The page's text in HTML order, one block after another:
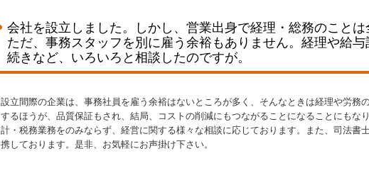
会社を設立しました。しかし、営業出身で経理・総務のことは
ただ、事務スタッフを別に雇う余裕もありません。経理や給
続きなど、いろいろと相談したのですが。
設立間際の企業は、事務社員を雇う余裕はないところが多く、そんなときは経理や労務
するほうが、品質保証もされ、結局、コストの削減にもつながることになることにもな
計・税務業務をのみならず、経営に関する様々な相談に応じております。また、司法書
携しております。是非、お気軽にお声掛け下さい。